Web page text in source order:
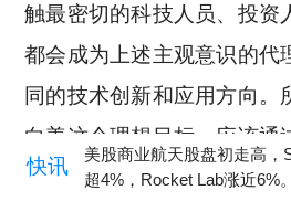
触最密切的科技人员、投资
都会成为上述主观意识的代
同的技术创新和应用方向。
向善这个理想目标，应该通
成正确的共同理念，进而做
快讯
美股商业航天股盘初走高，
超4%，Rocket Lab涨近6%。